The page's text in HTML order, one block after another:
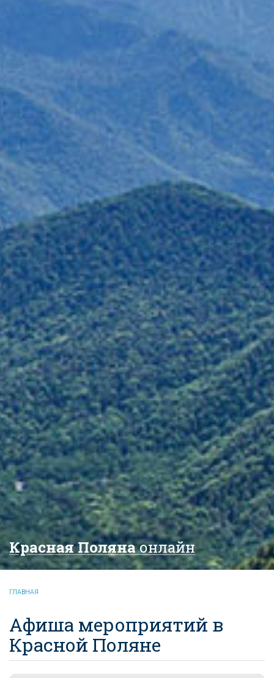
Красная Полянаонлайн
ГЛАВНАЯ
Афиша мероприятий в
Красной Поляне